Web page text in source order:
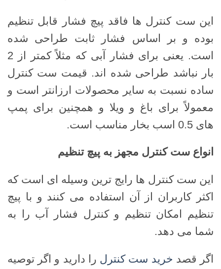
این ست کنترل ها فاقد پیچ ​​فشار قابل تنظیم
بوده و بر اساس فشار ثابت طراحی شده
است. یعنی برای فشار آبی که مثلاً کمتر از 2
بار نباشد طراحی شده اند. قیمت ست کنترل
ساده نسبت به سایر محصولات ارزانتر است و
معمولاً برای باغ و ویلا و همچنین برای پمپ
های 0.5 اسب بخار مناسب است.
انواع ست کنترل مجهز به پیچ تنظیم
این ست کنترل ها رایج ترین وسیله ای است که
اکثر کاربران از آن استفاده می کنند و با پیچ
تنظیم امکان تنظیم و کنترل فشار آب را به
شما می دهد.
اگر قصد خرید ست کنترل را دارید و اگر توصیه